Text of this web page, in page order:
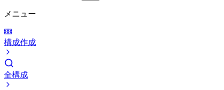
メニュー
構成作成
全構成